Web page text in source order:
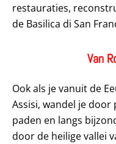
restauraties,
de Basilica di San
Van
Ook als je vanuit de
Assisi, wandel je
paden en langs
door de heilige vallei